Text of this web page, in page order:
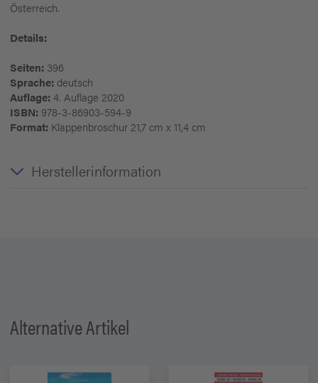
Österreich.
Details:
Seiten: 396
Sprache: deutsch
Auflage: 4. Auflage 2020
ISBN: 978-3-86903-594-9
Format: Klappenbroschur 21,7 cm x 11,4 cm
Herstellerinformation
Alternative Artikel